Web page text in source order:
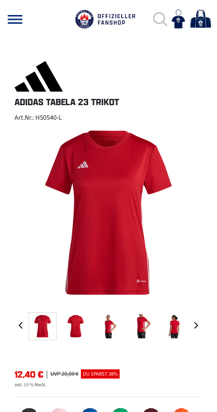
ADIDAS TABELA 23 TRIKOT
Art.Nr.: HS0540-L
12,40 € | UVP 20,00 € DU SPARST 38%
inkl. 19 % MwSt.